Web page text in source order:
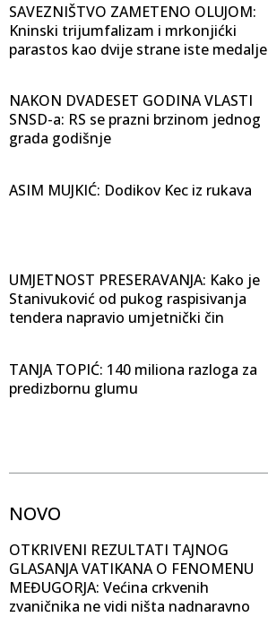
SAVEZNIŠTVO ZAMETENO OLUJOM:
Kninski trijumfalizam i mrkonjićki
parastos kao dvije strane iste medalje
NAKON DVADESET GODINA VLASTI
SNSD-a: RS se prazni brzinom jednog
grada godišnje
ASIM MUJKIĆ: Dodikov Kec iz rukava
UMJETNOST PRESERAVANJA: Kako je
Stanivuković od pukog raspisivanja
tendera napravio umjetnički čin
TANJA TOPIĆ: 140 miliona razloga za
predizbornu glumu
NOVO
OTKRIVENI REZULTATI TAJNOG
GLASANJA VATIKANA O FENOMENU
MEĐUGORJA: Većina crkvenih
zvaničnika ne vidi ništa nadnaravno